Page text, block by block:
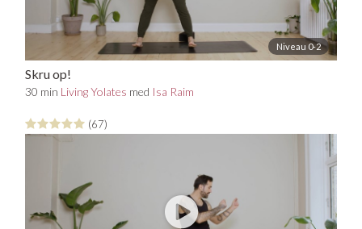
Niveau 0-2
Skru op!
30 min Living Yolates med Isa Raim
(67)